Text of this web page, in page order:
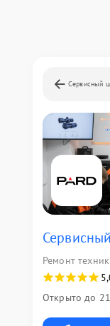
Сервисный
Ремонт
Открыто до